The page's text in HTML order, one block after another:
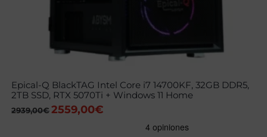
Epical-Q BlackTAG Intel Core i7 14700KF, 32GB DDR5,
2TB SSD, RTX 5070Ti + Windows 11 Home
2939,00€ El
2559,00€